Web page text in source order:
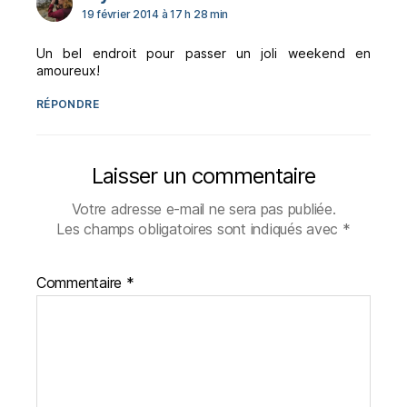
19 février 2014 à 17 h 28 min
Un bel endroit pour passer un joli weekend en
amoureux!
RÉPONDRE
Laisser un commentaire
Votre adresse e-mail ne sera pas publiée.
Les champs obligatoires sont indiqués avec *
Commentaire *